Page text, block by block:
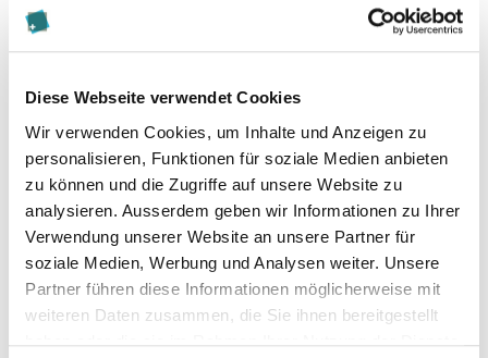
Diese Webseite verwendet Cookies
Wir verwenden Cookies, um Inhalte und Anzeigen zu
personalisieren, Funktionen für soziale Medien anbieten
zu können und die Zugriffe auf unsere Website zu
analysieren. Ausserdem geben wir Informationen zu Ihrer
Verwendung unserer Website an unsere Partner für
soziale Medien, Werbung und Analysen weiter. Unsere
Partner führen diese Informationen möglicherweise mit
weiteren Daten zusammen, die Sie ihnen bereitgestellt
so sein: „Die Umsätze sind eingebrochen und das
drückt auf unsere finanzielle Situation. Wenn sich
Die bewusst konstruktiv gewählte Formulierung, die
sich an den sieben Säulen orientiert, wirkt dagegen
viel ermutigender:
Akzeptanz: „Die Umsätze sind eingebrochen und
es ist, wie es ist.“
Optimismus: „Wir haben schon mehrere Krisen
überstanden und wir werden bald wieder positive
Zahlen sehen.“